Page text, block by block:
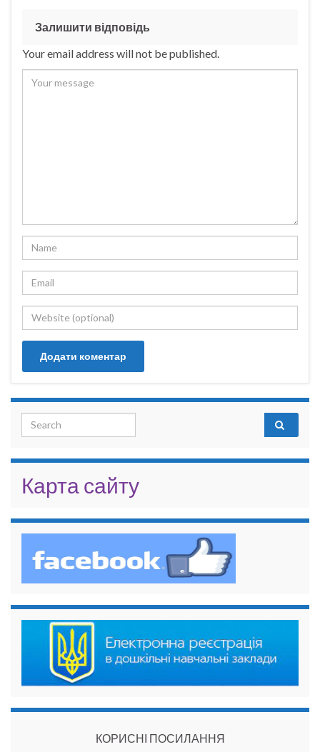
Залишити відповідь
Your email address will not be published.
Search for:
Карта сайту
КОРИСНІ ПОСИЛАННЯ